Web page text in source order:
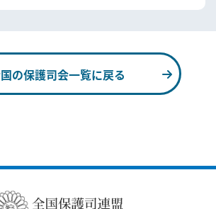
の保護司会一覧に戻る